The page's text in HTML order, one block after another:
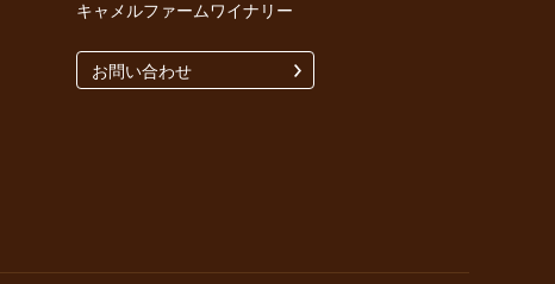
キャメルファームワイナリー
お問い合わせ